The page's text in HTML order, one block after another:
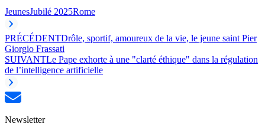
JeunesJubilé 2025Rome
PRÉCÉDENTDrôle, sportif, amoureux de la vie, le jeune saint Pier
Giorgio Frassati
SUIVANTLe Pape exhorte à une "clarté éthique" dans la régulation
de l’intelligence artificielle
Newsletter